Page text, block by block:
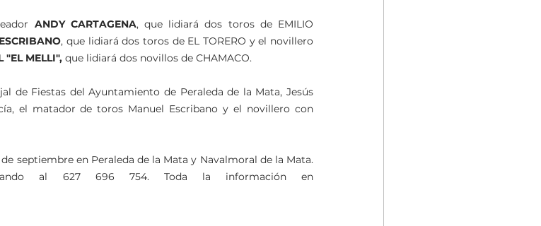
ANDY CARTAGENA, que lidiará dos toros de EMILIO
, que lidiará dos toros de EL TORERO y el novillero
"EL MELLI", que lidiará dos novillos de CHAMACO.
de Fiestas del Ayuntamiento de Peraleda de la Mata, Jesús
el matador de toros Manuel Escribano y el novillero con
septiembre en Peraleda de la Mata y Navalmoral de la Mata.
al 627 696 754. Toda la información en